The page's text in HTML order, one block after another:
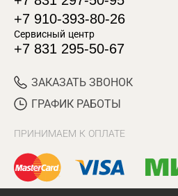
+7 910-393-80-26
Сервисный центр
+7 831 295-50-67
ЗАКАЗАТЬ ЗВОНОК
ГРАФИК РАБОТЫ
ПРИНИМАЕМ К ОПЛАТЕ